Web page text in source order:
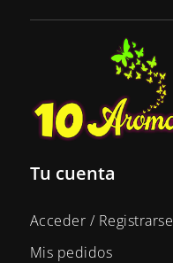
Tu cuenta
Acceder / Registrarse
Mis pedidos